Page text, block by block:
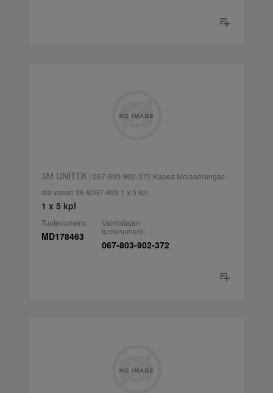
3M UNITEK| 067-803-902-372 Kapea Molaarirengas
ala vasen 36 &067-803 1 x 5 kpl
1 x 5 kpl
Tuotenumero:
MD178463
Valmistajan
tuotenumero:
067-803-902-372